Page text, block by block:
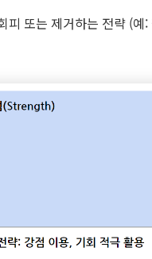
또는 제거하는 전략 (